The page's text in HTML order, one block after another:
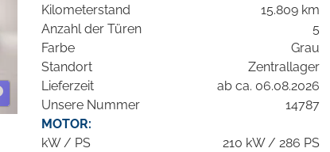
Kilometerstand
15.809 km
Anzahl der Türen
5
Farbe
Grau
Standort
Zentrallager
Lieferzeit
ab ca. 06.08.2026
Unsere Nummer
14787
MOTOR:
kW / PS
210 kW / 286 PS